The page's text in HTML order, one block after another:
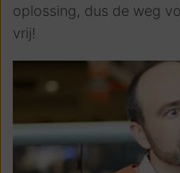
oplossing, dus de weg
vrij!